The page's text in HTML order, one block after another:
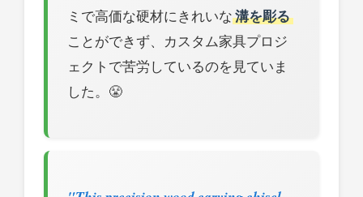
ミで高価な硬材にきれいな 溝を彫る
ことができず、カスタム家具プロジ
ェクトで苦労しているのを見ていま
した。😤